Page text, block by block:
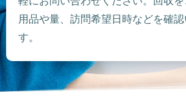
用品や量、訪問希望日時などを確認
す。